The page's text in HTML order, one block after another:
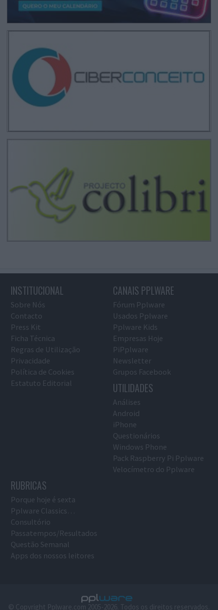
INSTITUCIONAL
Sobre Nós
Contacto
Press Kit
Ficha Técnica
Regras de Utilização
Privacidade
Política de Cookies
Estatuto Editorial
CANAIS PPLWARE
Fórum Pplware
Usados Pplware
Pplware Kids
Empresas Hoje
PiPplware
Newsletter
Grupos Facebook
UTILIDADES
Análises
Android
iPhone
Questionários
Windows Phone
Pack Raspberry Pi Pplware
Velocímetro do Pplware
RUBRICAS
Porque hoje é sexta
Pplware Classics…
Consultório
Passatempos/Resultados
Questão Semanal
Apps dos nossos leitores
© Copyright Pplware.com 2005-2026. Todos os direitos reservados.